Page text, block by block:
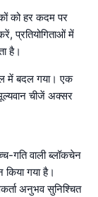
को हर कदम पर
प्रतियोगिताओं में
है।
में बदल गया। एक
चीजें अक्सर
गति वाली ब्लॉकचेन
गया है।
अनुभव सुनिश्चित